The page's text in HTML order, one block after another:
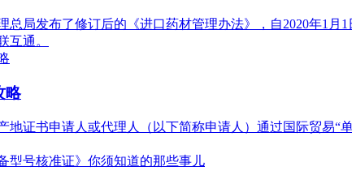
总局发布了修订后的《进口药材管理办法》，自2020年1
互通。
略
地证书申请人或代理人（以下简称申请人）通过国际贸易